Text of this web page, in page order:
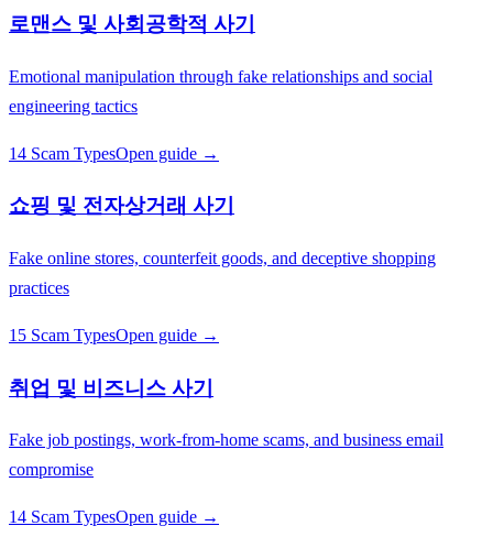
로맨스 및 사회공학적 사기
Emotional manipulation through fake relationships and social
engineering tactics
14 Scam TypesOpen guide →
쇼핑 및 전자상거래 사기
Fake online stores, counterfeit goods, and deceptive shopping
practices
15 Scam TypesOpen guide →
취업 및 비즈니스 사기
Fake job postings, work-from-home scams, and business email
compromise
14 Scam TypesOpen guide →